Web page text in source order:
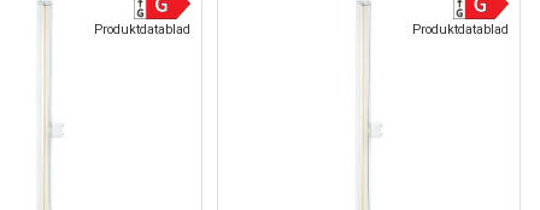
Produktdatablad Produktdatablad